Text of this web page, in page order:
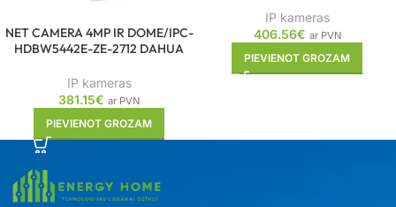
NET CAMERA 4MP IR DOME/IPC-
HDBW5442E-ZE-2712 DAHUA
IP kameras
381.15€ ar PVN
PIEVIENOT GROZAM
IP kameras
406.56€ ar PVN
PIEVIENOT GROZAM